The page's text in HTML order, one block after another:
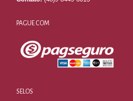
PAGUE COM
SELOS